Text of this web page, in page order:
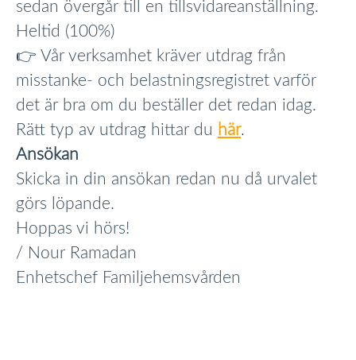
sedan övergår till en tillsvidareanställning.
Heltid (100%)
👉 Vår verksamhet kräver utdrag från
misstanke- och belastningsregistret varför
det är bra om du beställer det redan idag.
Rätt typ av utdrag hittar du här.
Ansökan
Skicka in din ansökan redan nu då urvalet
görs löpande.
Hoppas vi hörs!
/ Nour Ramadan
Enhetschef Familjehemsvården